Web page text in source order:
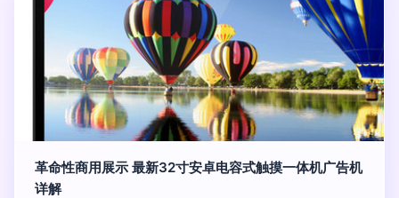
革命性商用展示 最新32寸安卓电容式触摸一体机广告机
详解